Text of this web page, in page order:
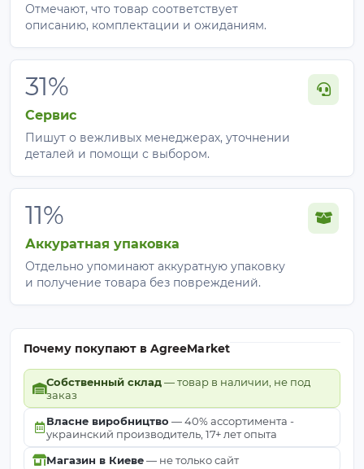
Отмечают, что товар соответствует
описанию, комплектации и ожиданиям.
31%
Сервис
Пишут о вежливых менеджерах, уточнении
деталей и помощи с выбором.
11%
Аккуратная упаковка
Отдельно упоминают аккуратную упаковку
и получение товара без повреждений.
Почему покупают в AgreeMarket
Собственный склад— товар в наличии, не под
заказ
Власне виробництво — 40% ассортимента -
украинский производитель, 17+ лет опыта
Магазин в Киеве— не только сайт